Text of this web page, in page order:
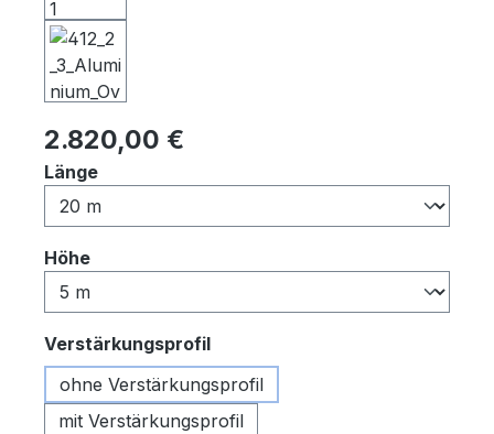
Regulärer Preis:
2.820,00 €
Längeauswählen
Höheauswählen
Verstärkungsprofilauswählen
ohne Verstärkungsprofil
mit Verstärkungsprofil